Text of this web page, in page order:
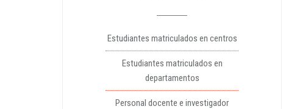
Estudiantes matriculados en centros
Estudiantes matriculados en
departamentos
Personal docente e investigador